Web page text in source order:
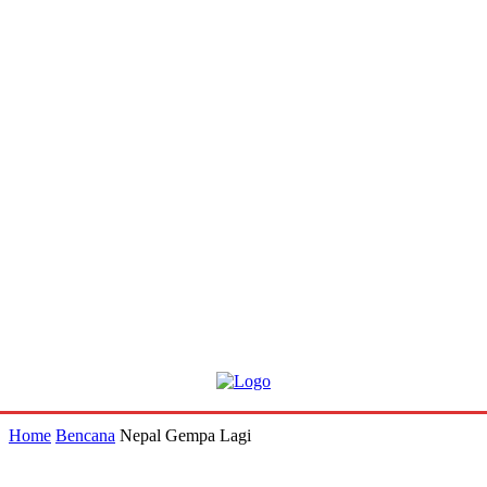
Home Bencana Nepal Gempa Lagi